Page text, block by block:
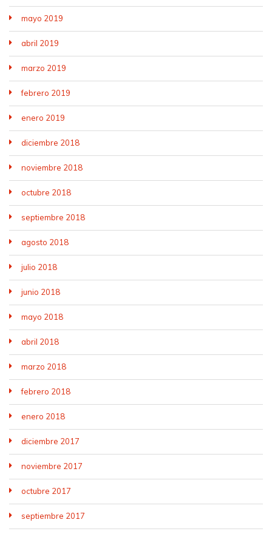
mayo 2019
abril 2019
marzo 2019
febrero 2019
enero 2019
diciembre 2018
noviembre 2018
octubre 2018
septiembre 2018
agosto 2018
julio 2018
junio 2018
mayo 2018
abril 2018
marzo 2018
febrero 2018
enero 2018
diciembre 2017
noviembre 2017
octubre 2017
septiembre 2017